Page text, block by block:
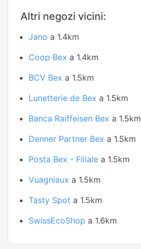
Altri negozi vicini:
Jano a 1.4km
Coop Bex a 1.4km
BCV Bex a 1.5km
Lunetterie de Bex a 1.5km
Banca Raiffeisen Bex a 1.5km
Denner Partner Bex a 1.5km
Posta Bex - Filiale a 1.5km
Vuagniaux a 1.5km
Tasty Spot a 1.5km
SwissEcoShop a 1.6km